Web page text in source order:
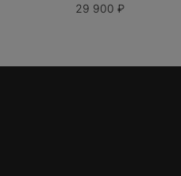
29 900 ₽